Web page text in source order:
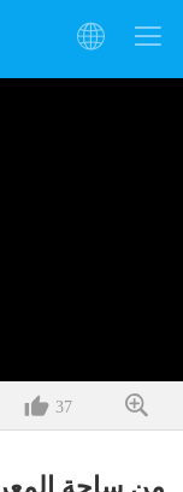
37